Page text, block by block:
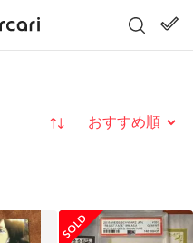
並び替え